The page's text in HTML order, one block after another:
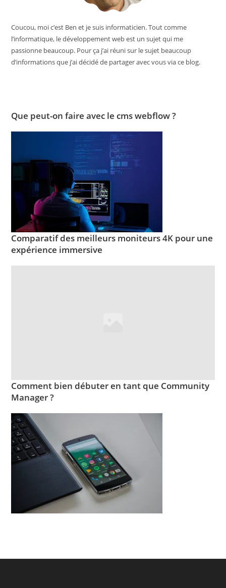
Coucou, moi c’est Ben et je suis informaticien. Tout comme
l’informatique, le développement web est un sujet qui me
passionne beaucoup. Pour ça j’ai réuni sur le sujet beaucoup
d’informations que j’ai décidé de partager avec vous via ce blog.
Que peut-on faire avec le cms webflow ?
Comparatif des meilleurs moniteurs 4K pour une
expérience immersive
Comment bien débuter en tant que Community
Manager ?